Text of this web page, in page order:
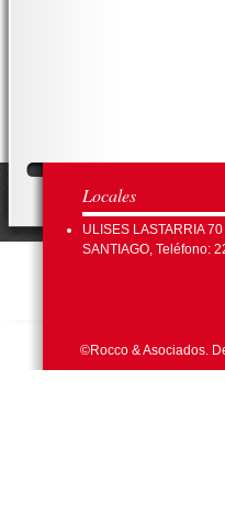
Locales
ULISES LASTARRIA
SANTIAGO, Teléfono:
©Rocco & Asociados.